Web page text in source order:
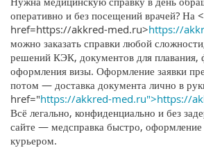
оперативно и без посещений врачей? На
href=https://akkred-med.ru>https://
можно заказать справки любой
решений КЭК, документов для плавания,
оформления визы. Оформление заявки
потом — доставка документа лично в
href="https://akkred-med.ru">https://
Всё легально, конфиденциально и без
сайте — медсправка быстро, оформление
курьером.